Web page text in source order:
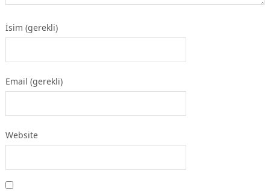
İsim (gerekli)
Email (gerekli)
Website